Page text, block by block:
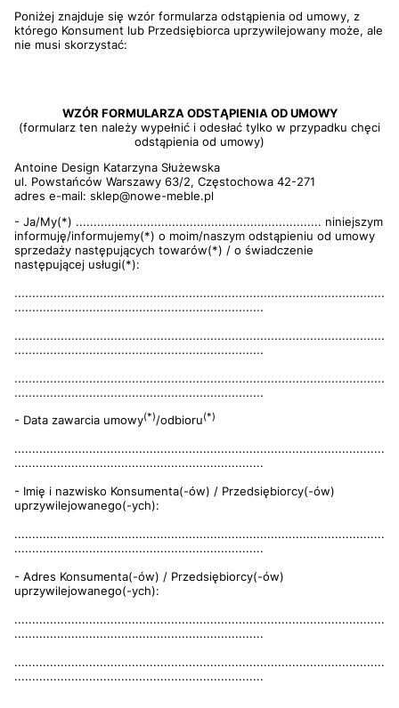
Poniżej znajduje się wzór formularza odstąpienia od umowy, z
którego Konsument lub Przedsiębiorca uprzywilejowany może, ale
nie musi skorzystać:
WZÓR FORMULARZA ODSTĄPIENIA OD UMOWY
(formularz ten należy wypełnić i odesłać tylko w przypadku chęci
odstąpienia od umowy)
Antoine Design Katarzyna Służewska
ul. Powstańców Warszawy 63/2, Częstochowa 42-271
adres e-mail: sklep@nowe-meble.pl
- Ja/My(*) ..................................................................... niniejszym
informuję/informujemy(*) o moim/naszym odstąpieniu od umowy
sprzedaży następujących towarów(*) / o świadczenie
następującej usługi(*):
........................................................................................................
......................................................................
........................................................................................................
......................................................................
........................................................................................................
......................................................................
- Data zawarcia umowy(*)/odbioru(*)
........................................................................................................
......................................................................
- Imię i nazwisko Konsumenta(-ów) / Przedsiębiorcy(-ów)
uprzywilejowanego(-ych):
........................................................................................................
......................................................................
- Adres Konsumenta(-ów) / Przedsiębiorcy(-ów)
uprzywilejowanego(-ych):
........................................................................................................
......................................................................
........................................................................................................
......................................................................